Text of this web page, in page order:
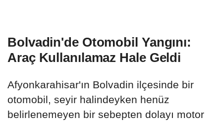
Bolvadin'de Otomobil Yangını:
Araç Kullanılamaz Hale Geldi
Afyonkarahisar'ın Bolvadin ilçesinde bir
otomobil, seyir halindeyken henüz
belirlenemeyen bir sebepten dolayı motor